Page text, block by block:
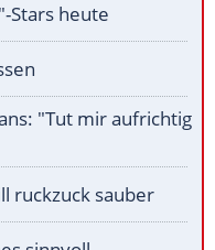
Stars heute
"Tut mir aufrichtig
ruckzuck sauber